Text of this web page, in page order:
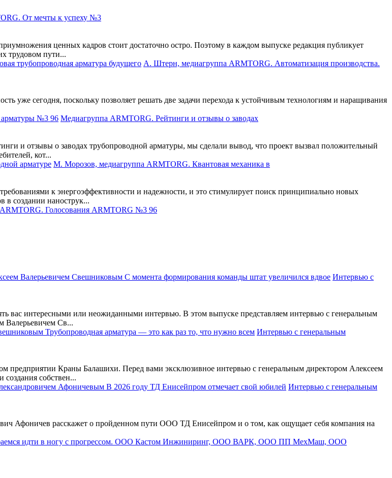
От мечты к успеху №3
ценных кадров стоит достаточно остро. Поэтому в каждом выпуске редакция публикует
трудовом пути...
А. Штерн, медиагруппа ARMTORG. Автоматизация производства.
уже сегодня, поскольку позволяет решать две задачи перехода к устойчивым технологиям и наращивания
Медиагруппа ARMTORG. Рейтинги и отзывы о заводах
и отзывы о заводах трубопроводной арматуры, мы сделали вывод, что проект вызвал положительный
кот...
М. Морозов, медиагруппа ARMTORG. Квантовая механика в
к энергоэффективности и надежности, и это стимулирует поиск принципиально новых
в создании нанострук...
Голосования ARMTORG №3 96
Интервью с
вас интересными или неожиданными интервью. В этом выпуске представляем интервью с генеральным
Валерьевичем Св...
Интервью с генеральным
предприятии Краны Балашихи. Перед вами эксклюзивное интервью с генеральным директором Алексеем
собствен...
Интервью с генеральным
Афоничев расскажет о пройденном пути ООО ТД Енисейпром и о том, как ощущает себя компания на